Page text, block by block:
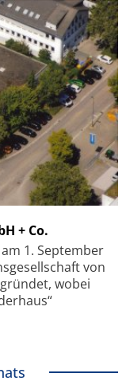
+ Co.
1. September
von
wobei